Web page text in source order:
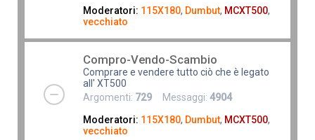
Moderatori: 115X180, Dumbut, MCXT500,
vecchiato
Compro-Vendo-Scambio
Comprare e vendere tutto ciò che è legato
all' XT500
Argomenti: 729 Messaggi: 4904
Moderatori: 115X180, Dumbut, MCXT500,
vecchiato